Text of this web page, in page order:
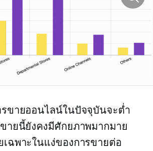
ขายออนไลน์ในปัจจุบันจะต่ำ
ายนี้ยังคงมีศักยภาพมากมาย
ฉพาะในแง่ของการขายต่อ